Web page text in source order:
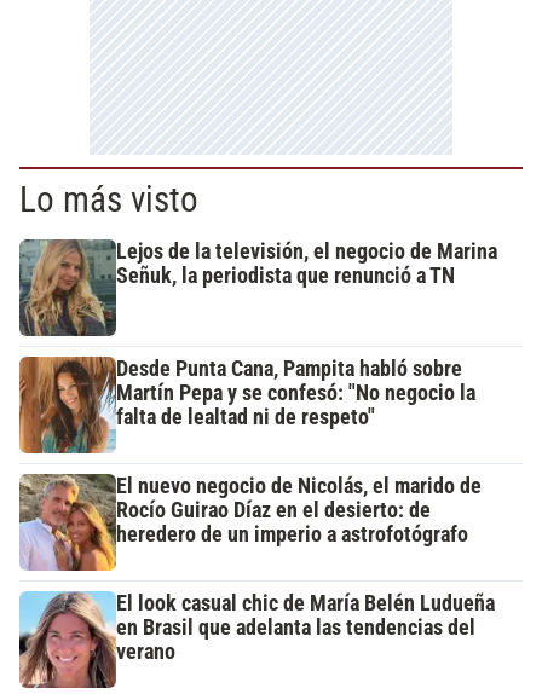
Lo más visto
Lejos de la televisión, el negocio de Marina
Señuk, la periodista que renunció a TN
Desde Punta Cana, Pampita habló sobre
Martín Pepa y se confesó: "No negocio la
falta de lealtad ni de respeto"
El nuevo negocio de Nicolás, el marido de
Rocío Guirao Díaz en el desierto: de
heredero de un imperio a astrofotógrafo
El look casual chic de María Belén Ludueña
en Brasil que adelanta las tendencias del
verano